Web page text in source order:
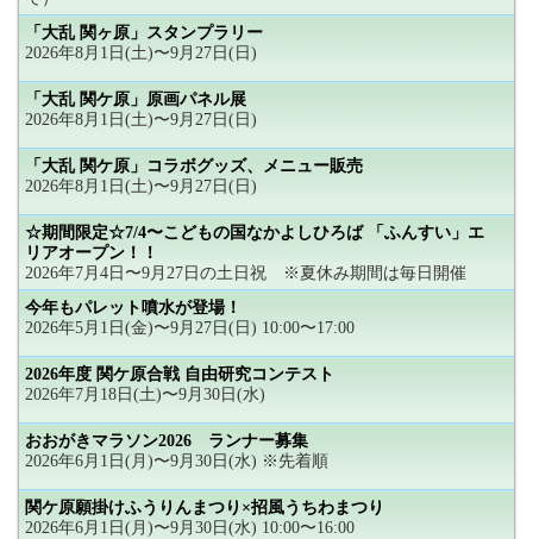
「大乱 関ヶ原」スタンプラリー
2026年8月1日(土)〜9月27日(日)
「大乱 関ケ原」原画パネル展
2026年8月1日(土)〜9月27日(日)
「大乱 関ケ原」コラボグッズ、メニュー販売
2026年8月1日(土)〜9月27日(日)
☆期間限定☆7/4〜こどもの国なかよしひろば 「ふんすい」エ
リアオープン！！
2026年7月4日〜9月27日の土日祝 ※夏休み期間は毎日開催
今年もパレット噴水が登場！
2026年5月1日(金)〜9月27日(日) 10:00〜17:00
2026年度 関ケ原合戦 自由研究コンテスト
2026年7月18日(土)〜9月30日(水)
おおがきマラソン2026 ランナー募集
2026年6月1日(月)〜9月30日(水) ※先着順
関ケ原願掛けふうりんまつり×招風うちわまつり
2026年6月1日(月)〜9月30日(水) 10:00〜16:00